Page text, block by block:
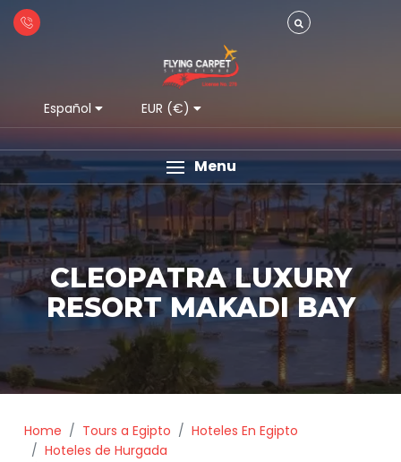
Español EUR (€)
Menu
CLEOPATRA LUXURY
RESORT MAKADI BAY
Home Tours a Egipto
Hoteles En Egipto
Hoteles de Hurgada